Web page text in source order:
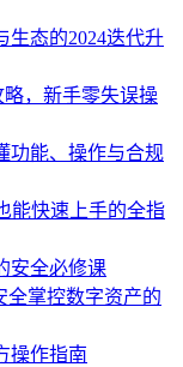
生态的2024迭代升
，新手零失误操
功能、操作与合规
能快速上手的全指
安全必修课
全掌控数字资产的
操作指南